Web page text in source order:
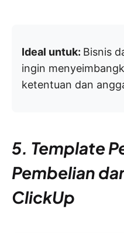
Ideal untuk: Bisnis
ingin
ketentuan dan
5. Template
Pembelian
ClickUp